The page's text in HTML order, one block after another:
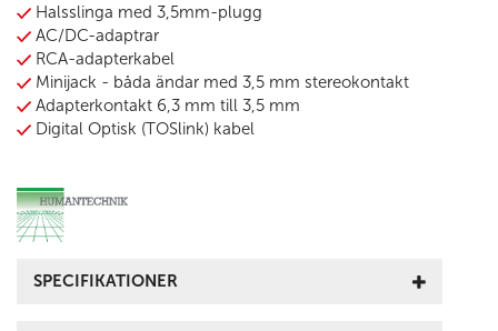
Halsslinga med 3,5mm-plugg
AC/DC-adaptrar
RCA-adapterkabel
Minijack - båda ändar med 3,5 mm stereokontakt
Adapterkontakt 6,3 mm till 3,5 mm
Digital Optisk (TOSlink) kabel
SPECIFIKATIONER